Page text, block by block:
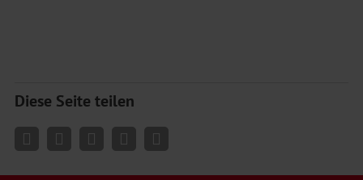
Diese Seite teilen